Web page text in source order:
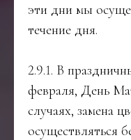
эти дни мы
течение дня.
2.9.1. В
февраля, День
случаях, замена
осуществляться